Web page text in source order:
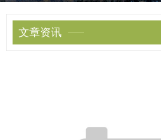
文章资讯